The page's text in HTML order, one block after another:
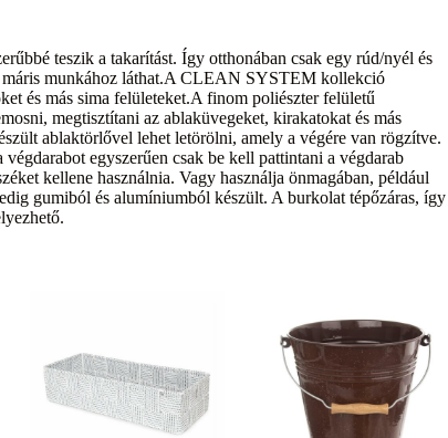
teszik a takarítást. Így otthonában csak egy rúd/nyél és
máris munkához láthat.A CLEAN SYSTEM kollekció
és más sima felületeket.A finom poliészter felületű
megtisztítani az ablaküvegeket, kirakatokat és más
ablaktörlővel lehet letörölni, amely a végére van rögzítve.
egyszerűen csak be kell pattintani a végdarab
kellene használnia. Vagy használja önmagában, például
gumiból és alumíniumból készült. A burkolat tépőzáras, így